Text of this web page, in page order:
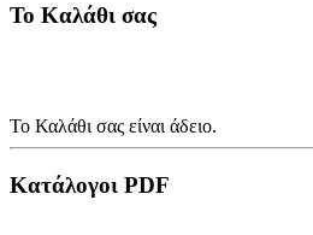
Το Καλάθι σας
Το Καλάθι σας είναι άδειο.
Κατάλογοι PDF